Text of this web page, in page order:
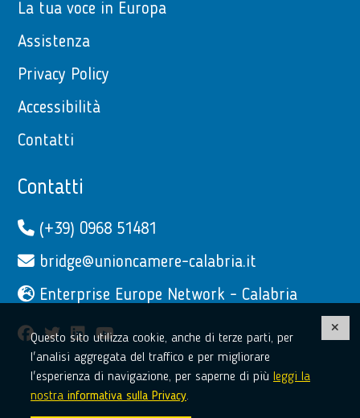
La tua voce in Europa
Assistenza
Privacy Policy
Accessibilità
Contatti
Contatti
(+39) 0968 51481
bridge@unioncamere-calabria.it
Enterprise Europe Network - Calabria
facebook
twitterlinkedinyoutube
Questo sito utilizza cookie, anche di terze parti, per
l'analisi aggregata del traffico e per migliorare
l'esperienza di navigazione, per saperne di più leggi la
nostra informativa sulla Privacy.